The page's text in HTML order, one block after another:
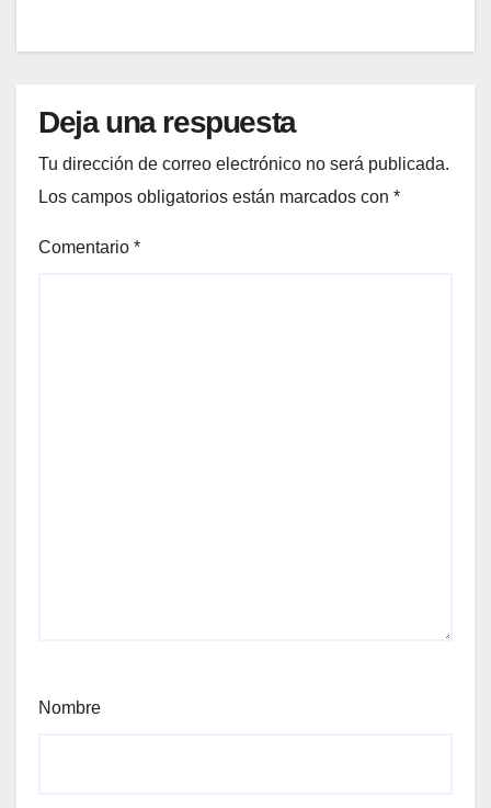
Deja una respuesta
Tu dirección de correo electrónico no será publicada.
Los campos obligatorios están marcados con *
Comentario *
Nombre